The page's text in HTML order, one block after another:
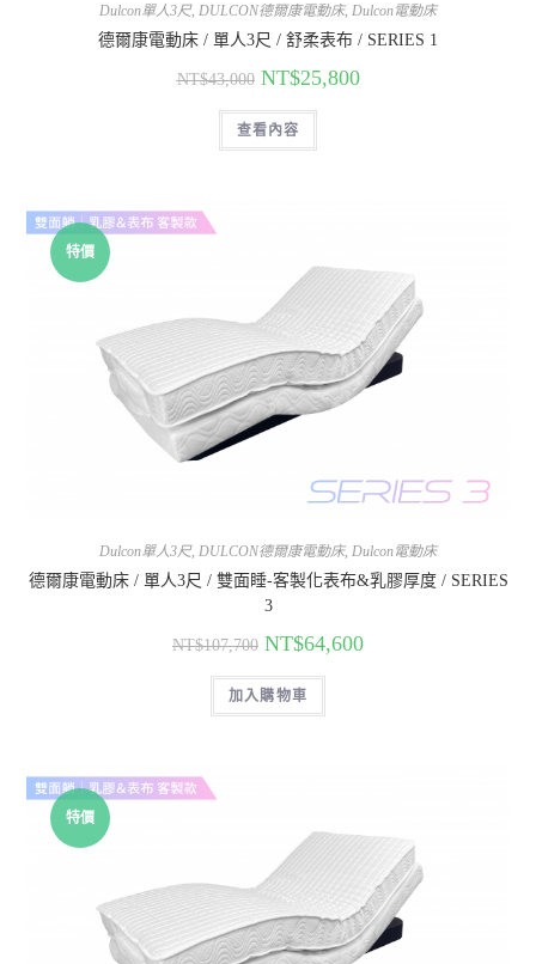
Dulcon單人3尺, DULCON德爾康電動床, Dulcon電動床
德爾康電動床 / 單人3尺 / 舒柔表布 / SERIES 1
NT$43,000 NT$25,800
查看內容
特價
Dulcon單人3尺, DULCON德爾康電動床, Dulcon電動床
德爾康電動床 / 單人3尺 / 雙面睡-客製化表布&乳膠厚度 / SERIES
3
NT$107,700 NT$64,600
加入購物車
特價